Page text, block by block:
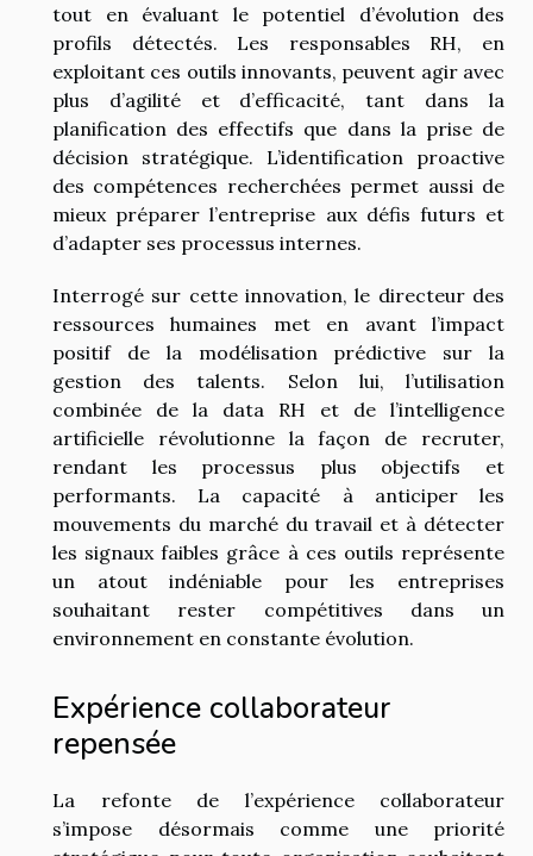
tout en évaluant le potentiel d’évolution des
profils détectés. Les responsables RH, en
exploitant ces outils innovants, peuvent agir avec
plus d’agilité et d’efficacité, tant dans la
planification des effectifs que dans la prise de
décision stratégique. L’identification proactive
des compétences recherchées permet aussi de
mieux préparer l’entreprise aux défis futurs et
d’adapter ses processus internes.
Interrogé sur cette innovation, le directeur des
ressources humaines met en avant l’impact
positif de la modélisation prédictive sur la
gestion des talents. Selon lui, l’utilisation
combinée de la data RH et de l’intelligence
artificielle révolutionne la façon de recruter,
rendant les processus plus objectifs et
performants. La capacité à anticiper les
mouvements du marché du travail et à détecter
les signaux faibles grâce à ces outils représente
un atout indéniable pour les entreprises
souhaitant rester compétitives dans un
environnement en constante évolution.
Expérience collaborateur
repensée
La refonte de l’expérience collaborateur
s’impose désormais comme une priorité